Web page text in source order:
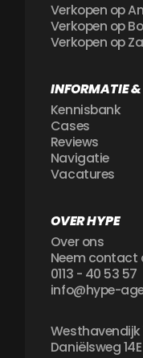
Verkopen op
Verkopen op
Verkopen op
INFORMATIE
Kennisbank
Cases
Reviews
Navigatie
Vacatures
OVER HYPE
Over ons
Neem contact
0113 - 40 53 57
info@hype-
Westhavendijk
Daniëlsweg